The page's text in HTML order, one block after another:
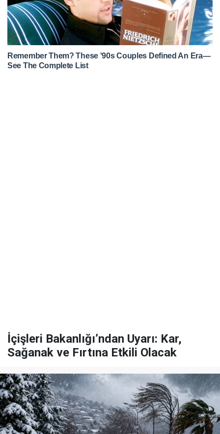
İçişleri Bakanlığı’ndan Uyarı: Kar,
Sağanak ve Fırtına Etkili Olacak